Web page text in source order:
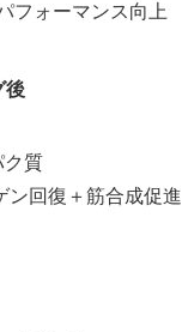
フォーマンス向上
後
ク質
ン回復＋筋合成促進